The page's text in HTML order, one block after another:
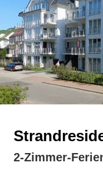
2-Zimmer-